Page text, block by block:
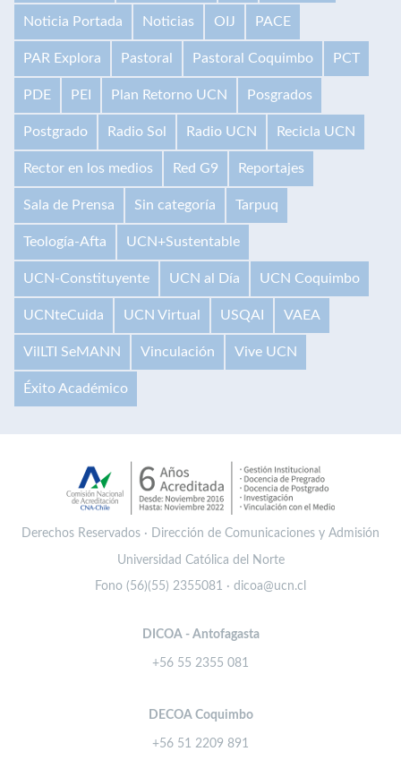
Noticia Portada Noticias OIJ PACE
PAR Explora Pastoral Pastoral Coquimbo PCT
PDE PEI Plan Retorno UCN Posgrados
Postgrado Radio Sol Radio UCN Recicla UCN
Rector en los medios Red G9 Reportajes
Sala de Prensa Sin categoría Tarpuq
Teología-Afta UCN+Sustentable
UCN-Constituyente UCN al Día UCN Coquimbo
UCNteCuida UCN Virtual USQAI VAEA
VilLTI SeMANN Vinculación Vive UCN
Éxito Académico
Derechos Reservados · Dirección de Comunicaciones y Admisión
Universidad Católica del Norte
Fono (56)(55) 2355081 · dicoa@ucn.cl
DICOA - Antofagasta
+56 55 2355 081
DECOA Coquimbo
+56 51 2209 891